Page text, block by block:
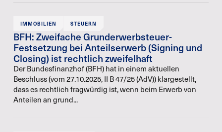
IMMOBILIEN STEUERN
BFH: Zweifache Grunderwerbsteuer-
Festsetzung bei Anteilserwerb (Signing und
Closing) ist rechtlich zweifelhaft
Der Bundesfinanzhof (BFH) hat in einem aktuellen
Beschluss (vom 27.10.2025, II B 47/25 (AdV)) klargestellt,
dass es rechtlich fragwürdig ist, wenn beim Erwerb von
Anteilen an grund...